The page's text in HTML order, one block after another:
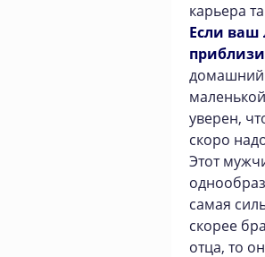
карьера
Если ваш
домашний
уверен,
скоро
Этот
самая
скорее
отца, то